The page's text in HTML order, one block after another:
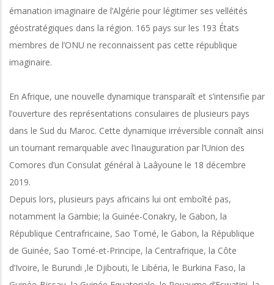
émanation imaginaire de l’Algérie pour légitimer ses velléités
géostratégiques dans la région. 165 pays sur les 193 États
membres de l’ONU ne reconnaissent pas cette république
imaginaire.
En Afrique, une nouvelle dynamique transparaît et s’intensifie par
l’ouverture des représentations consulaires de plusieurs pays
dans le Sud du Maroc. Cette dynamique irréversible connaît ainsi
un tournant remarquable avec l’inauguration par l’Union des
Comores d’un Consulat général à Laâyoune le 18 décembre
2019.
Depuis lors, plusieurs pays africains lui ont emboîté pas,
notamment la Gambie; la Guinée-Conakry, le Gabon, la
République Centrafricaine, Sao Tomé, le Gabon, la République
de Guinée, Sao Tomé-et-Principe, la Centrafrique, la Côte
d’Ivoire, le Burundi ,le Djibouti, le Libéria, le Burkina Faso, la